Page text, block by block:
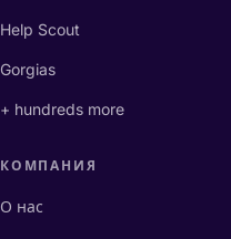
Help Scout
Gorgias
+ hundreds more
КОМПАНИЯ
О нас